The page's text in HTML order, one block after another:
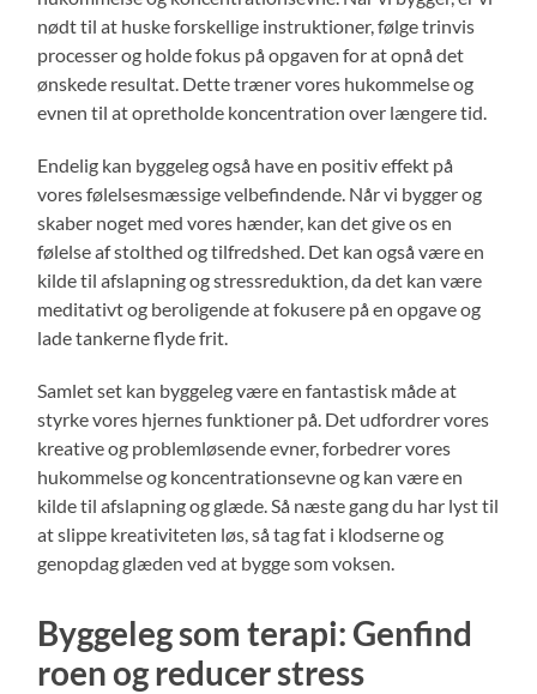
nødt til at huske forskellige instruktioner, følge trinvis
processer og holde fokus på opgaven for at opnå det
ønskede resultat. Dette træner vores hukommelse og
evnen til at opretholde koncentration over længere tid.
Endelig kan byggeleg også have en positiv effekt på
vores følelsesmæssige velbefindende. Når vi bygger og
skaber noget med vores hænder, kan det give os en
følelse af stolthed og tilfredshed. Det kan også være en
kilde til afslapning og stressreduktion, da det kan være
meditativt og beroligende at fokusere på en opgave og
lade tankerne flyde frit.
Samlet set kan byggeleg være en fantastisk måde at
styrke vores hjernes funktioner på. Det udfordrer vores
kreative og problemløsende evner, forbedrer vores
hukommelse og koncentrationsevne og kan være en
kilde til afslapning og glæde. Så næste gang du har lyst til
at slippe kreativiteten løs, så tag fat i klodserne og
genopdag glæden ved at bygge som voksen.
Byggeleg som terapi: Genfind
roen og reducer stress